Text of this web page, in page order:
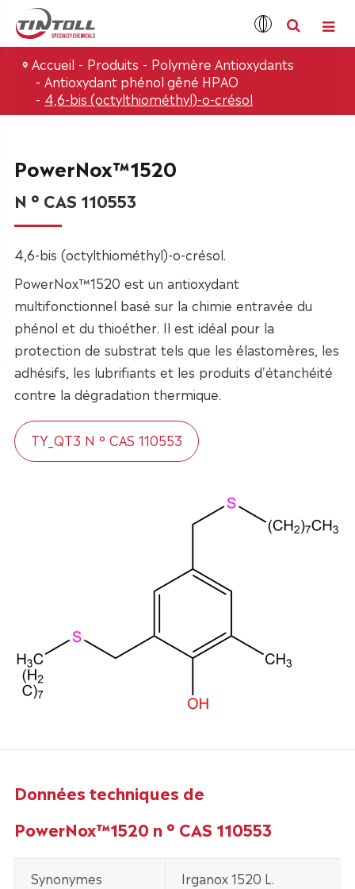
Accueil Produits
Polymère Antioxydants
Antioxydant phénol gêné HPAO
4,6-bis (octylthiométhyl)-o-crésol
PowerNox™1520
N ° CAS 110553
4,6-bis (octylthiométhyl)-o-crésol.
PowerNox™1520 est un antioxydant
multifonctionnel basé sur la chimie entravée du
phénol et du thioéther. Il est idéal pour la
protection de substrat tels que les élastomères, les
adhésifs, les lubrifiants et les produits d'étanchéité
contre la dégradation thermique.
TY_QT3 N ° CAS 110553
Données techniques de
PowerNox™1520 n ° CAS 110553
Synonymes Irganox 1520 L.